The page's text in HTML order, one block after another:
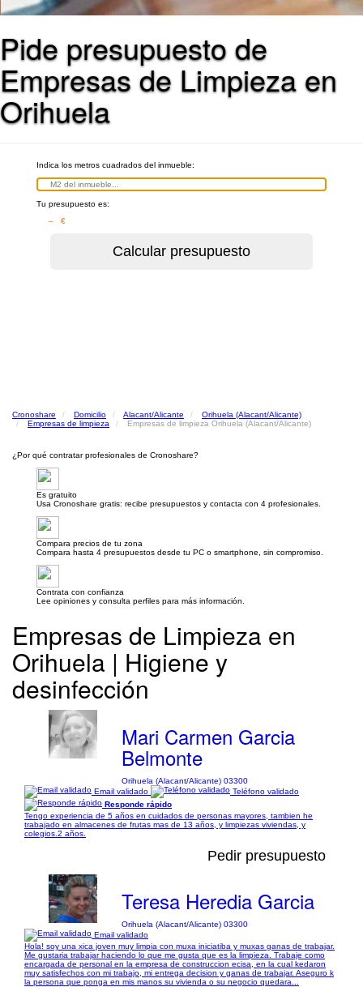
Pide presupuesto de
Empresas de Limpieza en
Orihuela
Indica los metros cuadrados del inmueble:
Tu presupuesto es:
– €
Cronoshare Domicilio Alacant/Alicante
Orihuela (Alacant/Alicante)
Empresas de limpieza
Empresas de limpieza Orihuela (Alacant/Alicante)
¿Por qué contratar profesionales de Cronoshare?
Es gratuito
Usa Cronoshare gratis: recibe presupuestos y contacta con 4 profesionales.
Compara precios de tu zona
Compara hasta 4 presupuestos desde tu PC o smartphone, sin compromiso.
Contrata con confianza
Lee opiniones y consulta perfiles para más información.
Empresas de Limpieza en
Orihuela | Higiene y
desinfección
Mari Carmen Garcia
Belmonte
Orihuela (Alacant/Alicante) 03300
Email validado
Teléfono validado
Responde rápido
Tengo experiencia de 5 años en cuidados de personas mayores, tambien he
trabajado en almacenes de frutas mas de 13 años, y limpiezas viviendas, y
colegios.2 años.
Pedir presupuesto
Teresa Heredia Garcia
Orihuela (Alacant/Alicante) 03300
Email validado
Hola! soy una xica joven muy limpia con muxa iniciatiba y muxas ganas de trabajar.
Me gustaria trabajar haciendo lo que me gusta que es la limpieza. Trabaje como
encargada de personal en la empresa de construccion ecisa, en la cual kedaron
muy satisfechos con mi trabajo, mi entrega decision y ganas de trabajar. Aseguro k
la persona que ponga en mis manos su vivienda o su negocio quedara...